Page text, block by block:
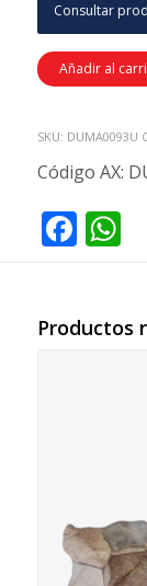
Consultar
Añadir al
SKU: DUMA0093U
Código AX:
Productos